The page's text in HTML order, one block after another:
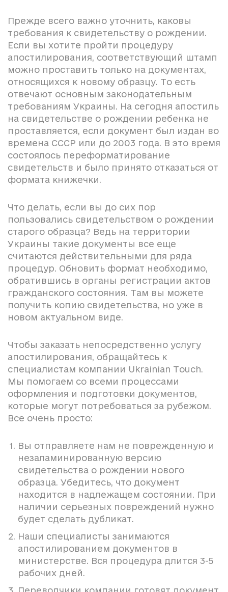
Прежде всего важно уточнить, каковы
требования к свидетельству о рождении.
Если вы хотите пройти процедуру
апостилирования, соответствующий штамп
можно проставить только на документах,
относящихся к новому образцу. То есть
отвечают основным законодательным
требованиям Украины. На сегодня апостиль
на свидетельстве о рождении ребенка не
проставляется, если документ был издан во
времена СССР или до 2003 года. В это время
состоялось переформатирование
свидетельств и было принято отказаться от
формата книжечки.
Что делать, если вы до сих пор
пользовались свидетельством о рождении
старого образца? Ведь на территории
Украины такие документы все еще
считаются действительными для ряда
процедур. Обновить формат необходимо,
обратившись в органы регистрации актов
гражданского состояния. Там вы можете
получить копию свидетельства, но уже в
новом актуальном виде.
Чтобы заказать непосредственно услугу
апостилирования, обращайтесь к
специалистам компании Ukrainian Touch.
Мы помогаем со всеми процессами
оформления и подготовки документов,
которые могут потребоваться за рубежом.
Все очень просто:
Вы отправляете нам не поврежденную и
незаламинированную версию
свидетельства о рождении нового
образца. Убедитесь, что документ
находится в надлежащем состоянии. При
наличии серьезных повреждений нужно
будет сделать дубликат.
Наши специалисты занимаются
апостилированием документов в
министерстве. Вся процедура длится 3-5
рабочих дней.